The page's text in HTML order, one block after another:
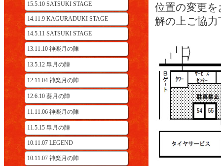
15.5.10 SATSUKI STAGE
14.11.9 KAGURADUKI STAGE
14.5.11 SATSUKI STAGE
13.11.10 神楽月の陣
13.5.12 皐月の陣
12.11.04 神楽月の陣
12.6.10 葵月の陣
11.11.06 神楽月の陣
11.5.15 皐月の陣
10.11.07 LEGEND
10.11.07 神楽月の陣
位置の変更
解の上ご協